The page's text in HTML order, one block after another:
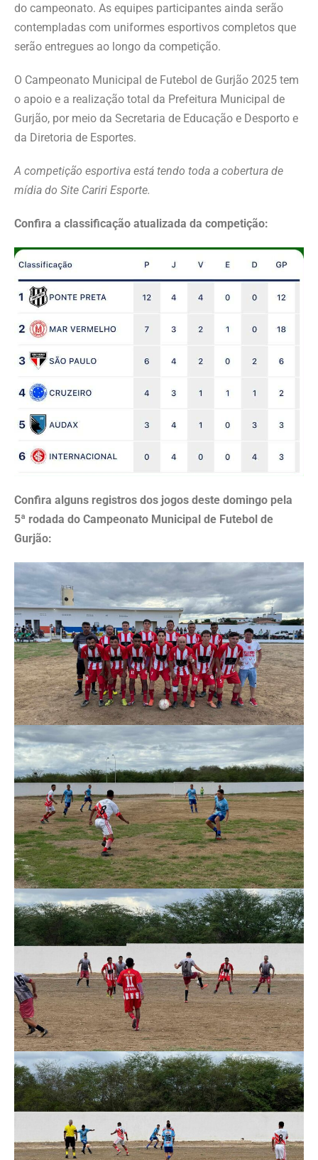
do campeonato. As equipes participantes ainda serão
contempladas com uniformes esportivos completos que
serão entregues ao longo da competição.
O Campeonato Municipal de Futebol de Gurjão 2025 tem
o apoio e a realização total da Prefeitura Municipal de
Gurjão, por meio da Secretaria de Educação e Desporto e
da Diretoria de Esportes.
A competição esportiva está tendo toda a cobertura de
mídia do Site Cariri Esporte.
Confira a classificação atualizada da competição:
Confira alguns registros dos jogos deste domingo pela
5ª rodada do Campeonato Municipal de Futebol de
Gurjão: